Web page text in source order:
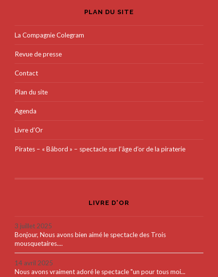
PLAN DU SITE
La Compagnie Colegram
Revue de presse
Contact
Plan du site
Agenda
Livre d’Or
Pirates – « Bâbord » – spectacle sur l’âge d’or de la piraterie
LIVRE D'OR
3 juillet 2025
Bonjour, Nous avons bien aimé le spectacle des Trois
mousquetaires....
14 avril 2025
Nous avons vraiment adoré le spectacle "un pour tous moi...